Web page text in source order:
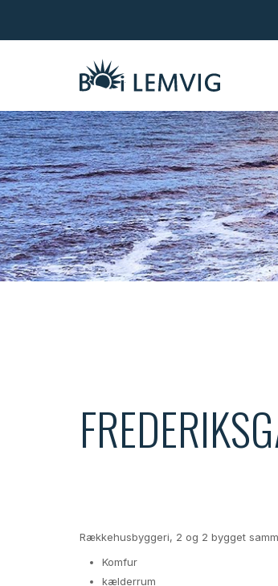
Rækkehusbyggeri, 2 og 2 bygget
Komfur
kælderrum